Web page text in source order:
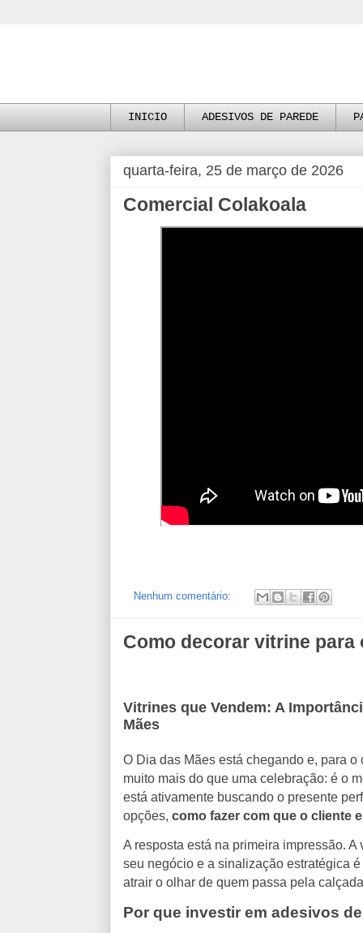
INICIO ADESIVOS DE PAREDE
quarta-feira, 25 de março de 2026
Comercial Colakoala
Nenhum comentário:
Como decorar vitrine para
Vitrines que Vendem: A
Mães
O Dia das Mães está chegando e, para
muito mais do que uma celebração: é o
está ativamente buscando o presente
opções, como fazer com que o cliente
A resposta está na primeira impressão.
seu negócio e a sinalização estratégica
atrair o olhar de quem passa pela
Por que investir em adesivos